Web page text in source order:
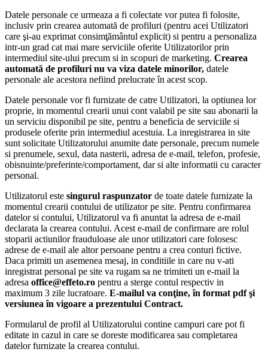
Datele personale ce urmeaza a fi colectate vor putea fi folosite,
inclusiv prin crearea automată de profiluri (pentru acei Utilizatori
care şi-au exprimat consimţământul explicit) si pentru a personaliza
intr-un grad cat mai mare serviciile oferite Utilizatorilor prin
intermediul site-ului precum si in scopuri de marketing. Crearea
automată de profiluri nu va viza datele minorilor, datele
personale ale acestora nefiind prelucrate în acest scop.
Datele personale vor fi furnizate de catre Utilizatori, la optiunea lor
proprie, in momentul crearii unui cont valabil pe site sau abonarii la
un serviciu disponibil pe site, pentru a beneficia de serviciile si
produsele oferite prin intermediul acestuia. La inregistrarea in site
sunt solicitate Utilizatorului anumite date personale, precum numele
si prenumele, sexul, data nasterii, adresa de e-mail, telefon, profesie,
obisnuinte/preferinte/comportament, dar si alte informatii cu caracter
personal.
Utilizatorul este singurul raspunzator de toate datele furnizate la
momentul crearii contului de utilizator pe site. Pentru confirmarea
datelor si contului, Utilizatorul va fi anuntat la adresa de e-mail
declarata la crearea contului. Acest e-mail de confirmare are rolul
stoparii actiunilor frauduloase ale unor utilizatori care folosesc
adrese de e-mail ale altor persoane pentru a crea conturi fictive.
Daca primiti un asemenea mesaj, in conditiile in care nu v-ati
inregistrat personal pe site va rugam sa ne trimiteti un e-mail la
adresa office@effeto.ro pentru a sterge contul respectiv in
maximum 3 zile lucratoare. E-mailul va conţine, în format pdf şi
versiunea în vigoare a prezentului Contract.
Formularul de profil al Utilizatorului contine campuri care pot fi
editate in cazul in care se doreste modificarea sau completarea
datelor furnizate la crearea contului.